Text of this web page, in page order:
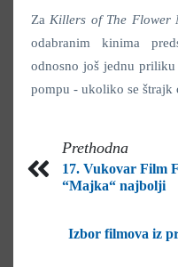
Za Killers of The Flower
odabranim kinima
odnosno još jednu
pompu - ukoliko se štrajk
Prethodna
17. Vukovar Film
“Majka“ najbolji
Izbor filmova iz